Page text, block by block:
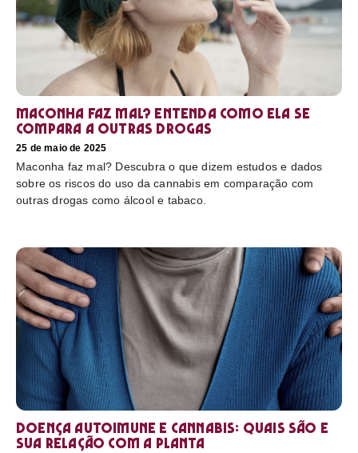
Maconha faz mal? Entenda como ela se
compara a outras drogas
25 de maio de 2025
Maconha faz mal? Descubra o que dizem estudos e dados
sobre os riscos do uso da cannabis em comparação com
outras drogas como álcool e tabaco.
Doença autoimune e cannabis: Quais são e
sua relação com a planta